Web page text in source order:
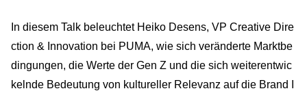
In diesem Talk beleuchtet Heiko Desens, VP Creative Dire
ction & Innovation bei PUMA, wie sich veränderte Marktbe
dingungen, die Werte der Gen Z und die sich weiterentwic
kelnde Bedeutung von kultureller Relevanz auf die Brand I